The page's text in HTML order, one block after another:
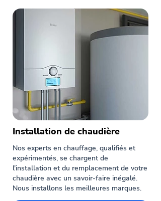
Installation de chaudière
Nos experts en chauffage, qualifiés et
expérimentés, se chargent de
l'installation et du remplacement de votre
chaudière avec un savoir-faire inégalé.
Nous installons les meilleures marques.